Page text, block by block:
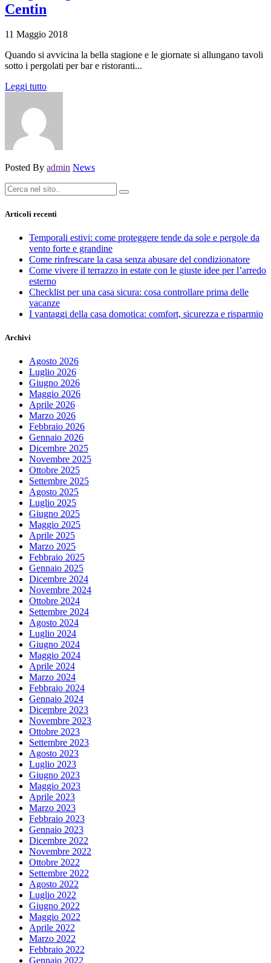
Centin
11 Maggio 2018
Quando si avvicina la bella stagione e le giornate si allungano tavoli
sotto i pergolati per bar e ristoranti...
Leggi tutto
Posted By admin News
Articoli recenti
Temporali estivi: come proteggere tende da sole e pergole da
vento forte e grandine
Come rinfrescare la casa senza abusare del condizionatore
Come vivere il terrazzo in estate con le giuste idee per l’arredo
esterno
Checklist per una casa sicura: cosa controllare prima delle
vacanze
I vantaggi della casa domotica: comfort, sicurezza e risparmio
Archivi
Agosto 2026
Luglio 2026
Giugno 2026
Maggio 2026
Aprile 2026
Marzo 2026
Febbraio 2026
Gennaio 2026
Dicembre 2025
Novembre 2025
Ottobre 2025
Settembre 2025
Agosto 2025
Luglio 2025
Giugno 2025
Maggio 2025
Aprile 2025
Marzo 2025
Febbraio 2025
Gennaio 2025
Dicembre 2024
Novembre 2024
Ottobre 2024
Settembre 2024
Agosto 2024
Luglio 2024
Giugno 2024
Maggio 2024
Aprile 2024
Marzo 2024
Febbraio 2024
Gennaio 2024
Dicembre 2023
Novembre 2023
Ottobre 2023
Settembre 2023
Agosto 2023
Luglio 2023
Giugno 2023
Maggio 2023
Aprile 2023
Marzo 2023
Febbraio 2023
Gennaio 2023
Dicembre 2022
Novembre 2022
Ottobre 2022
Settembre 2022
Agosto 2022
Luglio 2022
Giugno 2022
Maggio 2022
Aprile 2022
Marzo 2022
Febbraio 2022
Gennaio 2022